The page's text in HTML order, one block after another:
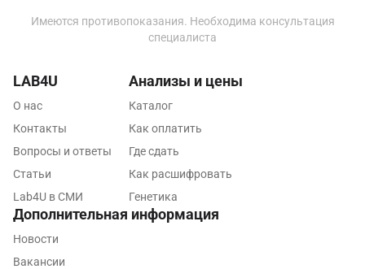
Петрозаводск
Псков
Пушкино
Раменское
Реутов
Имеются противопоказания. Необходима консультация
специалиста
LAB4U
О нас
Контакты
Вопросы и ответы
Статьи
Lab4U в СМИ
Анализы и цены
Каталог
Как оплатить
Где сдать
Как расшифровать
Генетика
Дополнительная информация
Новости
Вакансии